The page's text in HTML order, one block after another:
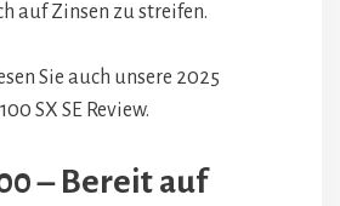
auf Zinsen zu streifen.
Sie auch unsere 2025
SX SE Review.
– Bereit auf